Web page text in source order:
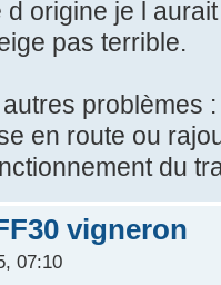
d origine je l
pas terrible.
problèmes
en route ou
du
vigneron
07:10